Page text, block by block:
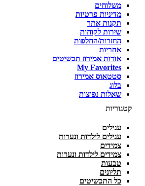
משלוחים
מדיניות פרטיות
תקנות אתר
שירות לקוחות
החזרות/החלפות
אחריות
אודות אמירוז תכשיטים
My Favorites
סטטאוס אמירוז
בלוג
שאלות נפוצות
קטגוריות
עגילים
עגילים לילדות ונערות
צמידים
צמידים לילדות ונערות
טבעות
תליונים
כל התכשיטים